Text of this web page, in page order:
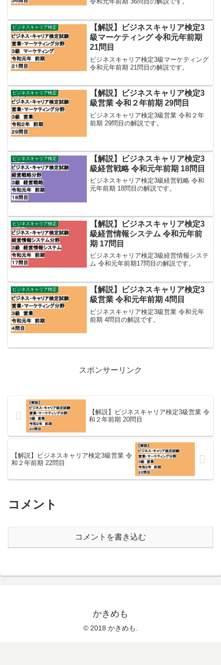
ビジネスキャリア検定
【解説】ビジネスキャリア検定3
級マーケティング 令和元年前期
21問目
ビジネスキャリア検定3級マーケティング
令和元年前期 21問目の解説です。
ビジネスキャリア検定
【解説】ビジネスキャリア検定3
級営業 令和２年前期 29問目
ビジネスキャリア検定3級営業 令和２年
前期 29問目の解説です。
ビジネスキャリア検定
【解説】ビジネスキャリア検定3
級経営戦略 令和元年前期 18問目
ビジネスキャリア検定3級経営戦略 令和
元年前期 18問目の解説です。
ビジネスキャリア検定
【解説】ビジネスキャリア検定3
級経営情報システム 令和元年前
期 17問目
ビジネスキャリア検定3級経営情報システ
ム 令和元年前期17問目の解説です。
ビジネスキャリア検定
【解説】ビジネスキャリア検定3
級営業 令和元年前期 4問目
ビジネスキャリア検定3級営業 令和元年
前期 4問目の解説です。
スポンサーリンク
【解説】ビジネスキャリア検定3級営業 令
和２年前期 20問目
【解説】ビジネスキャリア検定3級営業 令
和２年前期 22問目
コメント
コメントを書き込む
かきめも
© 2018 かきめも.